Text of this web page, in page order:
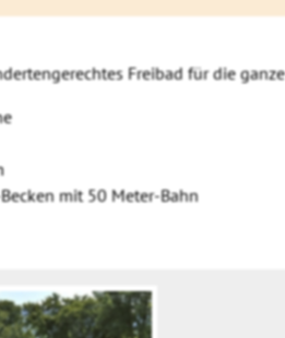
Freibad für die
mit 50 Meter-Bahn